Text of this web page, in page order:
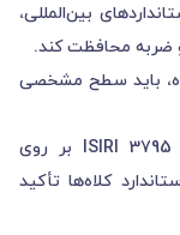
بین‌المللی،
و ضربه محافظت کند.
باید سطح مشخصی
ویژگی‌های ارگونومیک و راحتی: استاندارد ISIRI 3795 بر روی
کلاه‌ها تأکید